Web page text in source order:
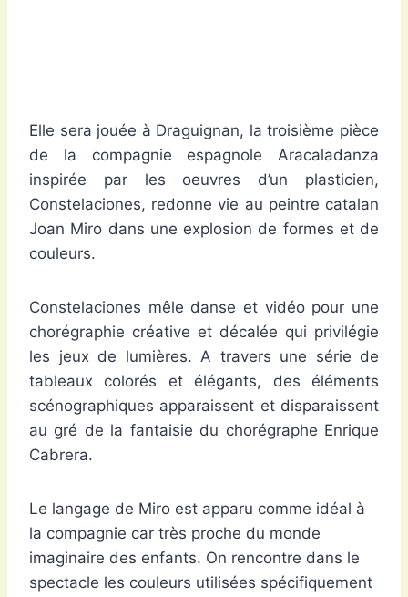
Elle sera jouée à Draguignan, la troisième pièce
de la compagnie espagnole Aracaladanza
inspirée par les oeuvres d’un plasticien,
Constelaciones, redonne vie au peintre catalan
Joan Miro dans une explosion de formes et de
couleurs.
Constelaciones mêle danse et vidéo pour une
chorégraphie créative et décalée qui privilégie
les jeux de lumières. A travers une série de
tableaux colorés et élégants, des éléments
scénographiques apparaissent et disparaissent
au gré de la fantaisie du chorégraphe Enrique
Cabrera.
Le langage de Miro est apparu comme idéal à
la compagnie car très proche du monde
imaginaire des enfants. On rencontre dans le
spectacle les couleurs utilisées spécifiquement